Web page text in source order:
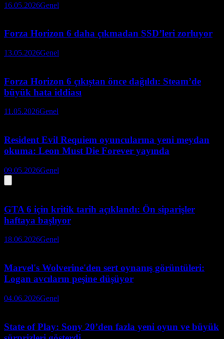
16.05.2026Genel
Forza Horizon 6 daha çıkmadan SSD’leri zorluyor
13.05.2026Genel
Forza Horizon 6 çıkıştan önce dağıldı: Steam’de
büyük hata iddiası
11.05.2026Genel
Resident Evil Requiem oyuncularına yeni meydan
okuma: Leon Must Die Forever yayında
09.05.2026Genel
GTA 6 için kritik tarih açıklandı: Ön siparişler
haftaya başlıyor
18.06.2026Genel
Marvel's Wolverine'den sert oynanış görüntüleri:
Logan avcıların peşine düşüyor
04.06.2026Genel
State of Play: Sony 20’den fazla yeni oyun ve büyük